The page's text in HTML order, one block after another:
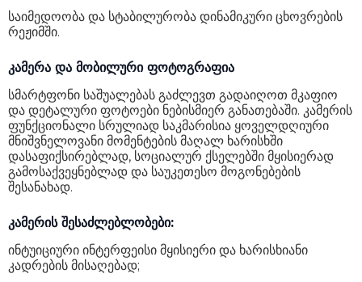
საიმედოობა და სტაბილურობა დინამიკური ცხოვრების
რეჟიმში.
კამერა და მობილური ფოტოგრაფია
სმარტფონი საშუალებას გაძლევთ გადაიღოთ მკაფიო
და დეტალური ფოტოები ნებისმიერ განათებაში. კამერის
ფუნქციონალი სრულიად საკმარისია ყოველდღიური
მნიშვნელოვანი მომენტების მაღალ ხარისხში
დასაფიქსირებლად, სოციალურ ქსელებში მყისიერად
გამოსაქვეყნებლად და საუკეთესო მოგონებების
შესანახად.
კამერის შესაძლებლობები:
ინტუიციური ინტერფეისი მყისიერი და ხარისხიანი
კადრების მისაღებად;